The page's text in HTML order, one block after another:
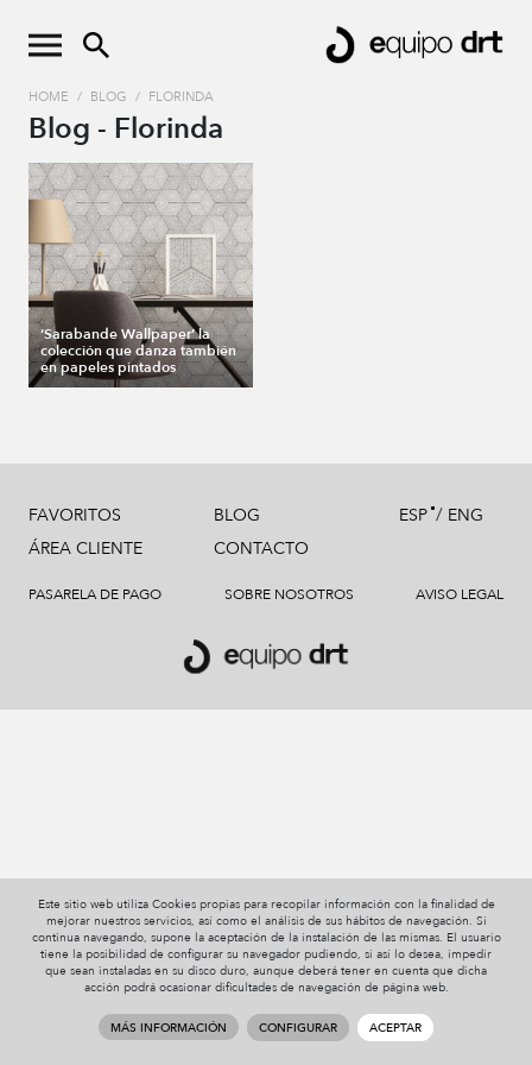
HOME / BLOG / FLORINDA
Blog - Florinda
‘Sarabande Wallpaper’ la
colección que danza también
en papeles pintados
FAVORITOS
ÁREA CLIENTE
BLOG
CONTACTO
ESP/ ENG
PASARELA DE PAGO SOBRE NOSOTROS AVISO LEGAL
Este sitio web utiliza Cookies propias para recopilar información con la finalidad de
mejorar nuestros servicios, así como el análisis de sus hábitos de navegación. Si
continua navegando, supone la aceptación de la instalación de las mismas. El usuario
tiene la posibilidad de configurar su navegador pudiendo, si así lo desea, impedir
que sean instaladas en su disco duro, aunque deberá tener en cuenta que dicha
acción podrá ocasionar dificultades de navegación de página web.
MÁS INFORMACIÓN CONFIGURAR ACEPTAR